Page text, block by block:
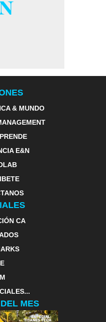
& MUNDO
E&N
CA
MES